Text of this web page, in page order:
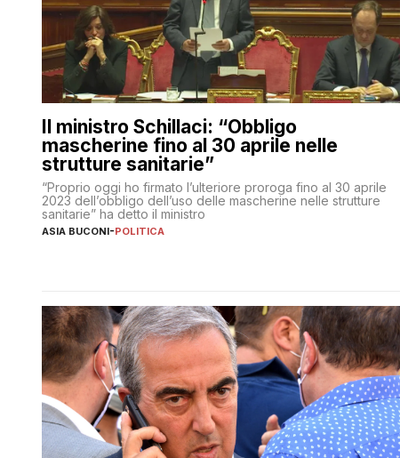
Il ministro Schillaci: “Obbligo
mascherine fino al 30 aprile nelle
strutture sanitarie”
“Proprio oggi ho firmato l’ulteriore proroga fino al 30 aprile
2023 dell’obbligo dell’uso delle mascherine nelle strutture
sanitarie” ha detto il ministro
ASIA BUCONI-POLITICA